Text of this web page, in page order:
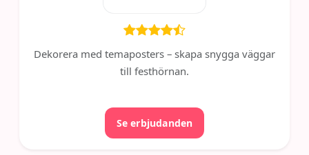
Dekorera med temaposters – skapa snygga väggar
till festhörnan.
Se erbjudanden